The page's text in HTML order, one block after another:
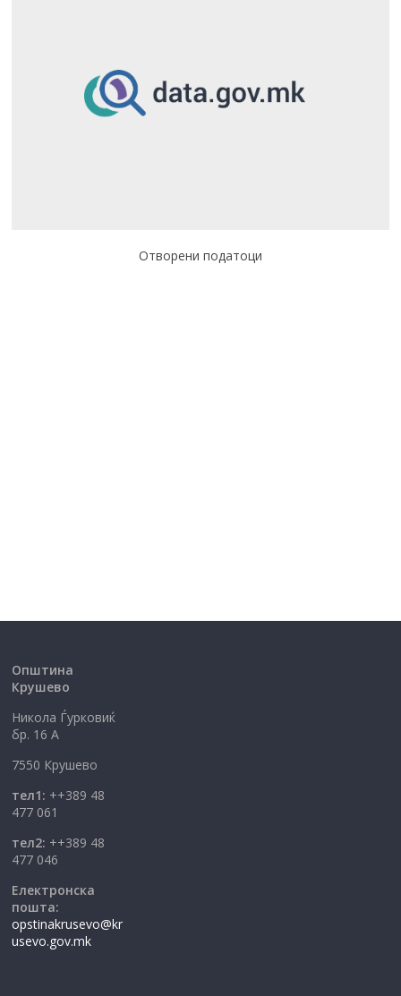
Отворени податоци
Општина
Крушево
Никола Ѓурковиќ
бр. 16 А
7550 Крушево
тел1: ++389 48
477 061
тел2: ++389 48
477 046
Електронска
пошта:
opstinakrusevo@kr
usevo.gov.mk